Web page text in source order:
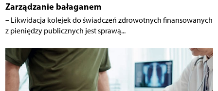
Zarządzanie bałaganem
– Likwidacja kolejek do świadczeń zdrowotnych finansowanych
z pieniędzy publicznych jest sprawą...